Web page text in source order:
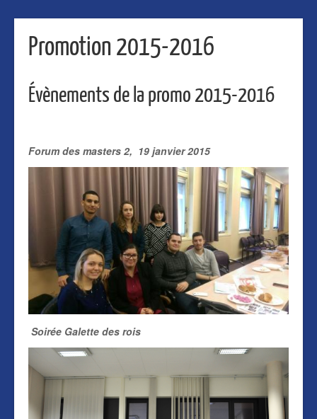
Promotion 2015-2016
Évènements de la promo 2015-2016
Forum des masters 2, 19 janvier 2015
Soirée Galette des rois